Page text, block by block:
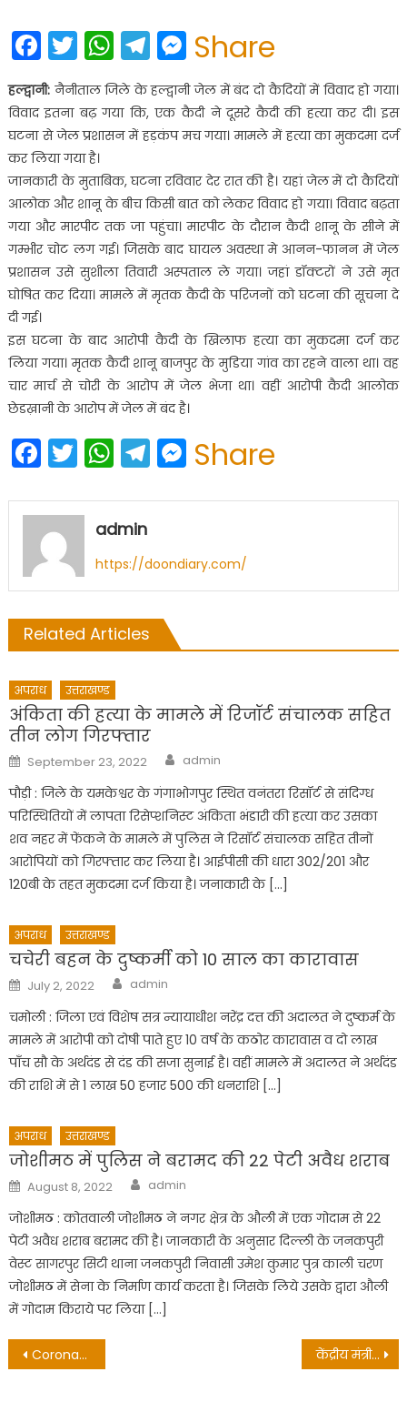
Facebook
Twitter
WhatsApp
Telegram
Messenger
Share
हल्द्वानी:नैनीताल जिले के हल्द्वानी जेल में बंद दो कैदियों में विवाद हो गया।
विवाद इतना बढ़ गया कि, एक कैदी ने दूसरे कैदी की हत्या कर दी। इस
घटना से जेल प्रशासन में हड़कंप मच गया। मामले में हत्या का मुकदमा दर्ज
कर लिया गया है।
जानकारी के मुताबिक, घटना रविवार देर रात की है। यहां जेल में दो कैदियों
आलोक और शानू के बीच किसी बात को लेकर विवाद हो गया। विवाद बढ़ता
गया और मारपीट तक जा पहुंचा। मारपीट के दौरान कैदी शानू के सीने में
गम्भीर चोट लग गई। जिसके बाद घायल अवस्था मे आनन-फानन में जेल
प्रशासन उसे सुशीला तिवारी अस्पताल ले गया। जहां डॉक्टरों ने उसे मृत
घोषित कर दिया। मामले में मृतक कैदी के परिजनों को घटना की सूचना दे
दी गई।
इस घटना के बाद आरोपी कैदी के खिलाफ हत्या का मुकदमा दर्ज कर
लिया गया। मृतक कैदी शानू बाजपुर के मुडिया गांव का रहने वाला था। वह
चार मार्च से चोरी के आरोप में जेल भेजा था। वहीं आरोपी कैदी आलोक
छेडख़ानी के आरोप में जेल में बंद है।
Facebook
Twitter
WhatsApp
Telegram
Messenger
Share
admin
https://doondiary.com/
Related Articles
अपराध उत्तराखण्ड
अंकिता की हत्या के मामले में रिजॉर्ट संचालक सहित
तीन लोग गिरफ्तार
Posted
on
September 23, 2022 Author
admin
पौड़ी : जिले के यमकेश्वर के गंगाभोगपुर स्थित वनंतरा रिसॉर्ट से संदिग्ध
परिस्थितियों में लापता रिसेप्शनिस्ट अंकिता भंडारी की हत्या कर उसका
शव नहर में फेंकने के मामले में पुलिस ने रिसॉर्ट संचालक सहित तीनों
आरोपियों को गिरफ्तार कर लिया है। आईपीसी की धारा 302/201 और
120बी के तहत मुकदमा दर्ज किया है। जनाकारी के […]
अपराध उत्तराखण्ड
चचेरी बहन के दुष्कर्मी को 10 साल का कारावास
Posted
on
July 2, 2022 Author
admin
चमोली : जिला एवं विशेष सत्र न्यायाधीश नरेंद्र दत्त की अदालत ने दुष्कर्म के
मामले में आरोपी को दोषी पाते हुए 10 वर्ष के कठोर कारावास व दो लाख
पाँच सौ के अर्थदंड से दंड की सजा सुनाई है। वहीं मामले में अदालत ने अर्थदंड
की राशि में से 1 लाख 50 हजार 500 की धनराशि […]
अपराध उत्तराखण्ड
जोशीमठ में पुलिस ने बरामद की 22 पेटी अवैध शराब
Posted
on
August 8, 2022 Author
admin
जोशीमठ : कोतवाली जोशीमठ ने नगर क्षेत्र के औली में एक गोदाम से 22
पेटी अवैध शराब बरामद की है। जानकारी के अनुसार दिल्ली के जनकपुरी
वेस्ट सागरपुर सिटी थाना जनकपुरी निवासी उमेश कुमार पुत्र काली चरण
जोशीमठ में सेना के निर्माण कार्य करता है। जिसके लिये उसके द्वारा औली
में गोदाम किराये पर लिया […]
Post
Coronavirus Updates: भारत मे 24 घंटों में 35 लोगों की मौत, कुल 9152 संक्रमित, 308 मौत केंद्रीय मंत्री की पत्रकारों से अपील- ये सनसनी फैलाने का वक्त नहीं, न्यूज़ को मंत्रालय से चेक करके दें